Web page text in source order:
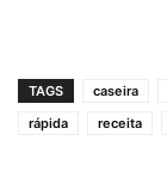
TAGS caseira
rápida
receita